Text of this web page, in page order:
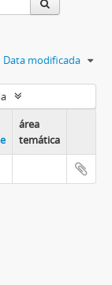
Data modificada
área
temática